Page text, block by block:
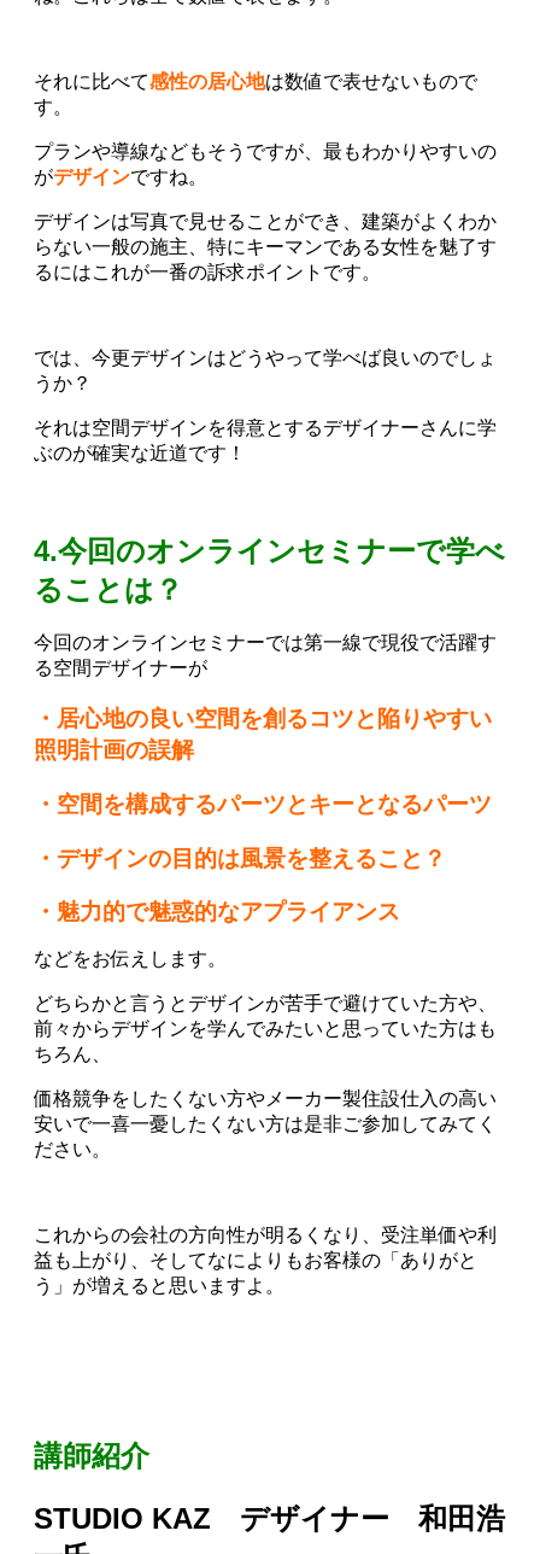
それに比べて感性の居心地は数値で表せないもので
す。
プランや導線などもそうですが、最もわかりやすいの
がデザインですね。
デザインは写真で見せることができ、建築がよくわか
らない一般の施主、特にキーマンである女性を魅了す
るにはこれが一番の訴求ポイントです。
では、今更デザインはどうやって学べば良いのでしょ
うか？
それは空間デザインを得意とするデザイナーさんに学
ぶのが確実な近道です！
4.今回のオンラインセミナーで学べ
ることは？
今回のオンラインセミナーでは第一線で現役で活躍す
る空間デザイナーが
・居心地の良い空間を創るコツと陥りやすい
照明計画の誤解
・空間を構成するパーツとキーとなるパーツ
・デザインの目的は風景を整えること？
・魅力的で魅惑的なアプライアンス
などをお伝えします。
どちらかと言うとデザインが苦手で避けていた方や、
前々からデザインを学んでみたいと思っていた方はも
ちろん、
価格競争をしたくない方やメーカー製住設仕入の高い
安いで一喜一憂したくない方は是非ご参加してみてく
ださい。
これからの会社の方向性が明るくなり、受注単価や利
益も上がり、そしてなによりもお客様の「ありがと
う」が増えると思いますよ。
講師紹介
STUDIO KAZ
デザイナー 和田浩